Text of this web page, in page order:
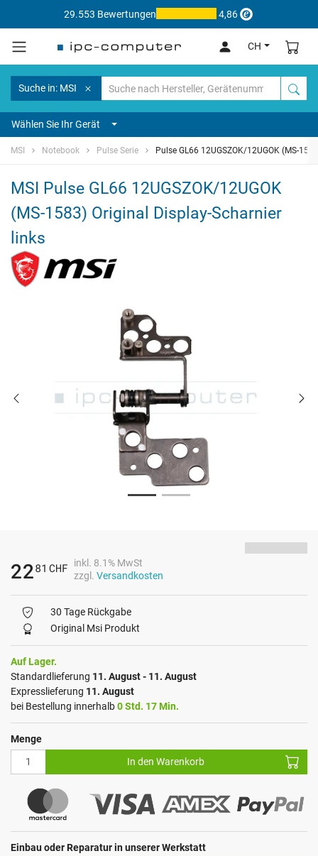
29.553 Bewertungen 4,86
CH
Suche in: MSI
Wählen Sie Ihr Gerät
MSI Notebook Pulse Serie Pulse GL66 12UGSZOK/12UGOK (MS-
MSI Pulse GL66 12UGSZOK/12UGOK
(MS-1583) Original Display-Scharnier
links
2281 CHF
inkl. 8.1% MwSt
zzgl. Versandkosten
30 Tage Rückgabe
Original Msi Produkt
Auf Lager.
Standardlieferung 11. August - 11. August
Expresslieferung 11. August
bei Bestellung innerhalb0 Std. 17 Min.
Menge
In den Warenkorb
Einbau oder Reparatur in unserer Werkstatt